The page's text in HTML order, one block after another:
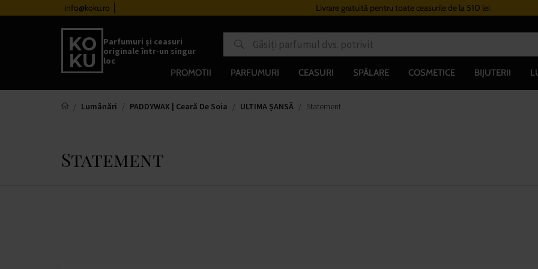
info@koku.ro Livrare gratuită pentru toate ceasurile de la 510 lei
Parfumuri și ceasuri
originale într-un singur
loc
PROMOTII PARFUMURI CEASURI SPĂLARE COSMETICE BIJUTERII
Lumânări PADDYWAX | Ceară De Soia ULTIMA ȘANSĂ Statement
Statement